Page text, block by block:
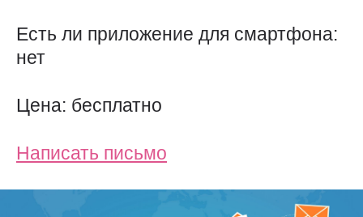
Есть ли приложение для смартфона:
нет
Цена: бесплатно
Написать письмо